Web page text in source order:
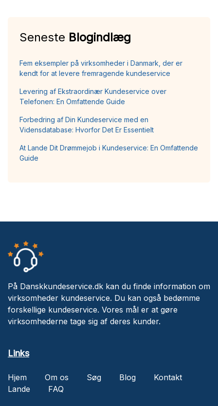
Seneste Blogindlæg
Fem eksempler på virksomheder i Danmark, der er
kendt for at levere fremragende kundeservice
Levering af Ekstraordinær Kundeservice over
Telefonen: En Omfattende Guide
Forbedring af Din Kundeservice med en
Vidensdatabase: Hvorfor Det Er Essentielt
At Lande Dit Drømmejob i Kundeservice: En Omfattende
Guide
På Danskkundeservice.dk kan du finde information om
virksomheder kundeservice. Du kan også bedømme
forskellige kundeservice. Vores mål er at gøre
virksomhederne tage sig af deres kunder.
Links
Hjem Om os Søg Blog
Kontakt
Lande
FAQ